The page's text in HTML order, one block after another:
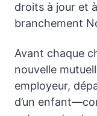
droits à jour et
branchement
Avant chaque
nouvelle
employeur,
d’un